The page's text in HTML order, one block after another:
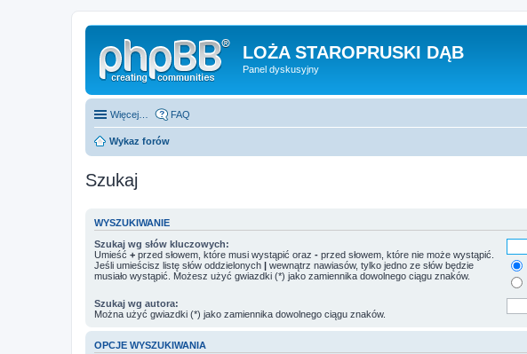
LOŻA STAROPRUSKI DĄB
Panel dyskusyjny
Więcej… FAQ
Wykaz forów
Szukaj
WYSZUKIWANIE
Szukaj wg słów kluczowych:
Umieść + przed słowem, które musi wystąpić oraz - przed słowem, które nie może wystąpić.
Jeśli umieścisz listę słów oddzielonych | wewnątrz nawiasów, tylko jedno ze słów będzie
musiało wystąpić. Możesz użyć gwiazdki (*) jako zamiennika dowolnego ciągu znaków.
Szukaj wg autora:
Można użyć gwiazdki (*) jako zamiennika dowolnego ciągu znaków.
OPCJE WYSZUKIWANIA